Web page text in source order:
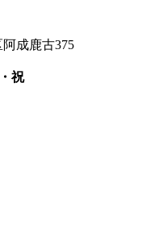
成鹿古375
祝